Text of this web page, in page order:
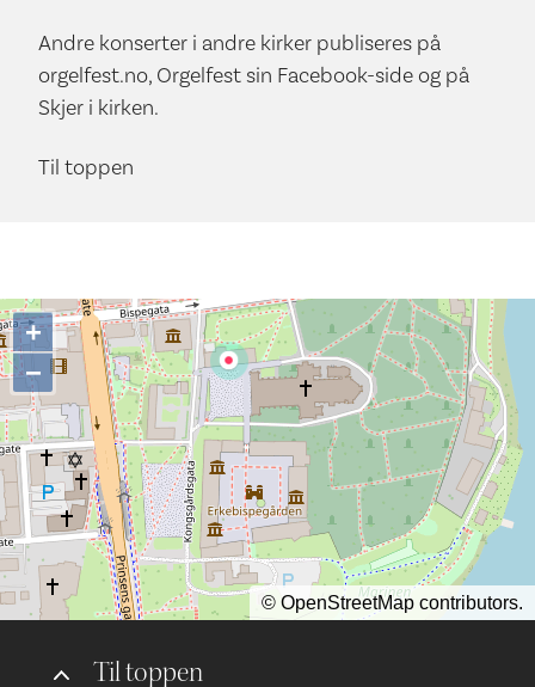
Andre konserter i andre kirker publiseres på
orgelfest.no, Orgelfest sin Facebook-side og på
Skjer i kirken.
Til toppen
Til toppen
+
−
© OpenStreetMap contributors.